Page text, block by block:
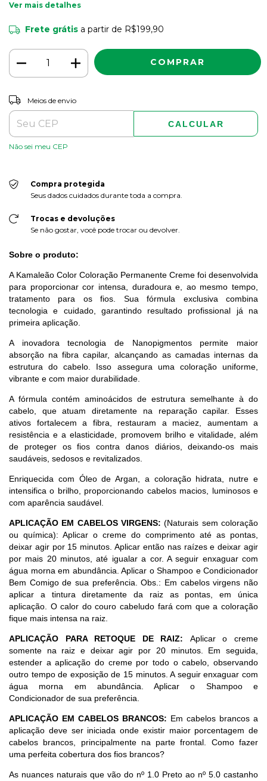
Ver mais detalhes
Frete grátis a partir de R$199,90
Entregas para o CEP:
Meios de envio
CALCULAR
Não sei meu CEP
Compra protegida
Seus dados cuidados durante toda a compra.
Trocas e devoluções
Se não gostar, você pode trocar ou devolver.
Sobre o produto:
A Kamaleão Color Coloração Permanente Creme foi desenvolvida
para proporcionar cor intensa, duradoura e, ao mesmo tempo,
tratamento para os fios. Sua fórmula exclusiva combina
tecnologia e cuidado, garantindo resultado profissional já na
primeira aplicação.
A inovadora tecnologia de Nanopigmentos permite maior
absorção na fibra capilar, alcançando as camadas internas da
estrutura do cabelo. Isso assegura uma coloração uniforme,
vibrante e com maior durabilidade.
A fórmula contém aminoácidos de estrutura semelhante à do
cabelo, que atuam diretamente na reparação capilar. Esses
ativos fortalecem a fibra, restauram a maciez, aumentam a
resistência e a elasticidade, promovem brilho e vitalidade, além
de proteger os fios contra danos diários, deixando-os mais
saudáveis, sedosos e revitalizados.
Enriquecida com Óleo de Argan, a coloração hidrata, nutre e
intensifica o brilho, proporcionando cabelos macios, luminosos e
com aparência saudável.
APLICAÇÃO EM CABELOS VIRGENS: (Naturais sem coloração
ou química): Aplicar o creme do comprimento até as pontas,
deixar agir por 15 minutos. Aplicar então nas raízes e deixar agir
por mais 20 minutos, até igualar a cor. A seguir enxaguar com
água morna em abundância. Aplicar o Shampoo e Condicionador
Bem Comigo de sua preferência. Obs.: Em cabelos virgens não
aplicar a tintura diretamente da raiz as pontas, em única
aplicação. O calor do couro cabeludo fará com que a coloração
fique mais intensa na raiz.
APLICAÇÃO PARA RETOQUE DE RAIZ: Aplicar o creme
somente na raiz e deixar agir por 20 minutos. Em seguida,
estender a aplicação do creme por todo o cabelo, observando
outro tempo de exposição de 15 minutos. A seguir enxaguar com
água morna em abundância. Aplicar o Shampoo e
Condicionador de sua preferência.
APLICAÇÃO EM CABELOS BRANCOS: Em cabelos brancos a
aplicação deve ser iniciada onde existir maior porcentagem de
cabelos brancos, principalmente na parte frontal. Como fazer
uma perfeita cobertura dos fios brancos?
As nuances naturais que vão do nº 1.0 Preto ao nº 5.0 castanho